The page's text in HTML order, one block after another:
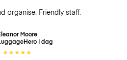
organise. Friendly staff.
Moore
I dag
★★★★★